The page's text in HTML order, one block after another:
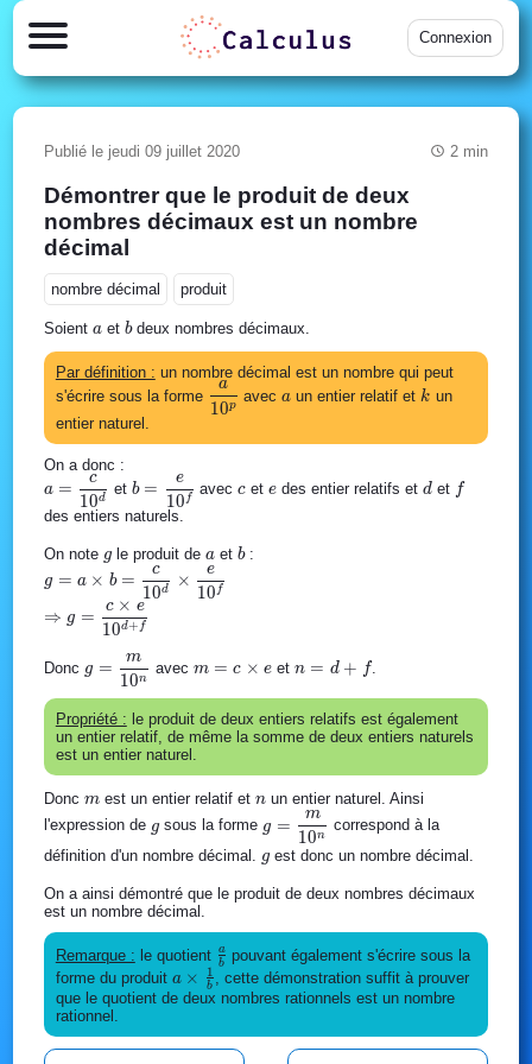
Connexion
Publié le jeudi 09 juillet 2020 2 min
Démontrer que le produit de deux
nombres décimaux est un nombre
décimal
nombre décimal produit
Soient a
aet b
bdeux nombres décimaux.
Par définition : un nombre décimal est un nombre qui peut
s'écrire sous la forme \dfrac{a}
{10^p}
10p
a
aveca
a un entier relatif et k
k un
entier naturel.
On a donc :
a =
\dfrac{c}
{10^d}
a =
10d
c
etb =
\dfrac{e}
{10^f}
b =
10 f
e
avecc
c ete
e des entier relatifs etd
d et ff
des entiers naturels.
On note g
gle produit dea
a etb
b:
g = a
\times b
=
\dfrac{c}
{10^d}
\times
\dfrac{e}
{10^f}
g = a × b =
10d
c
×
10 f
e
\Rightarrow
g =
\times e}
{10^{d+f}}
⇒ g =
10d+ f
c × e
Donc g=\dfrac{m}
{10^n}
g =
10n
m
avec m = c
m = c × e etn =
n = d + f.
Propriété : le produit de deux entiers relatifs est également
un entier relatif, de même la somme de deux entiers naturels
est un entier naturel.
Donc m
mest un entier relatif et n
nun entier naturel. Ainsi
l'expression de g
gsous la forme g=\dfrac{m}
{10^n}
g =
10n
m
correspond à la
définition d'un nombre décimal. g
gest donc un nombre décimal.
On a ainsi démontré que le produit de deux nombres décimaux
est un nombre décimal.
Remarque : le quotient \frac{a}
{b}
b
a pouvant également s'écrire sous la
forme du produit a \times
\frac{1}
a × b
1
, cette démonstration suffit à prouver
que le quotient de deux nombres rationnels est un nombre
rationnel.